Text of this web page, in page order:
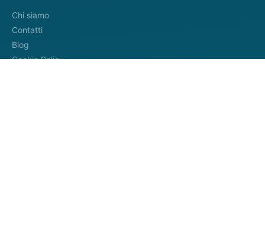
Chi siamo
Contatti
Blog
Cookie Policy